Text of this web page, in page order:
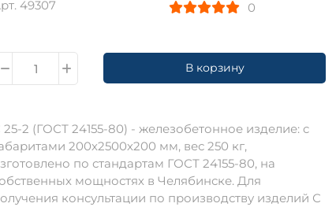
49307
0
В корзину
25-2 (ГОСТ 24155-80) - железобетонное изделие: c
200х2500х200 мм, вес 250 кг,
по стандартам ГОСТ 24155-80, на
мощностях в Челябинске. Для
консультации по производству изделий С